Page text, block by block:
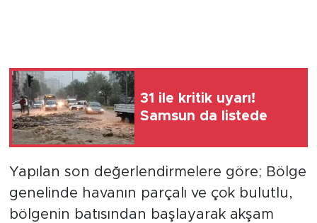
31 ile kritik uyarı!
Samsun da listede
Yapılan son değerlendirmelere göre; Bölge
genelinde havanın parçalı ve çok bulutlu,
bölgenin batısından başlayarak akşam